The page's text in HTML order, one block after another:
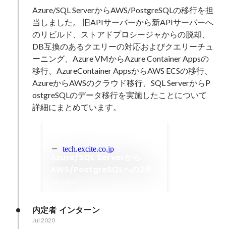
Azure/SQL ServerからAWS/PostgreSQLの移行を担
当しました。 旧APIサーバーから新APIサーバーへ
のリビルド、ストアドプロシージャからの脱却、
DB互換のあるクエリーの対応およびクエリーチュ
ーニング、Azure VMからAzure Container Appsの
移行、AzureContainer AppsからAWS ECSの移行、
AzureからAWSのクラウド移行、SQL ServerからP
ostgreSQLのデータ移行を実施したことについて
詳細にまとめています。
tech.excite.co.jp
内定者 インターン
Jul 2020